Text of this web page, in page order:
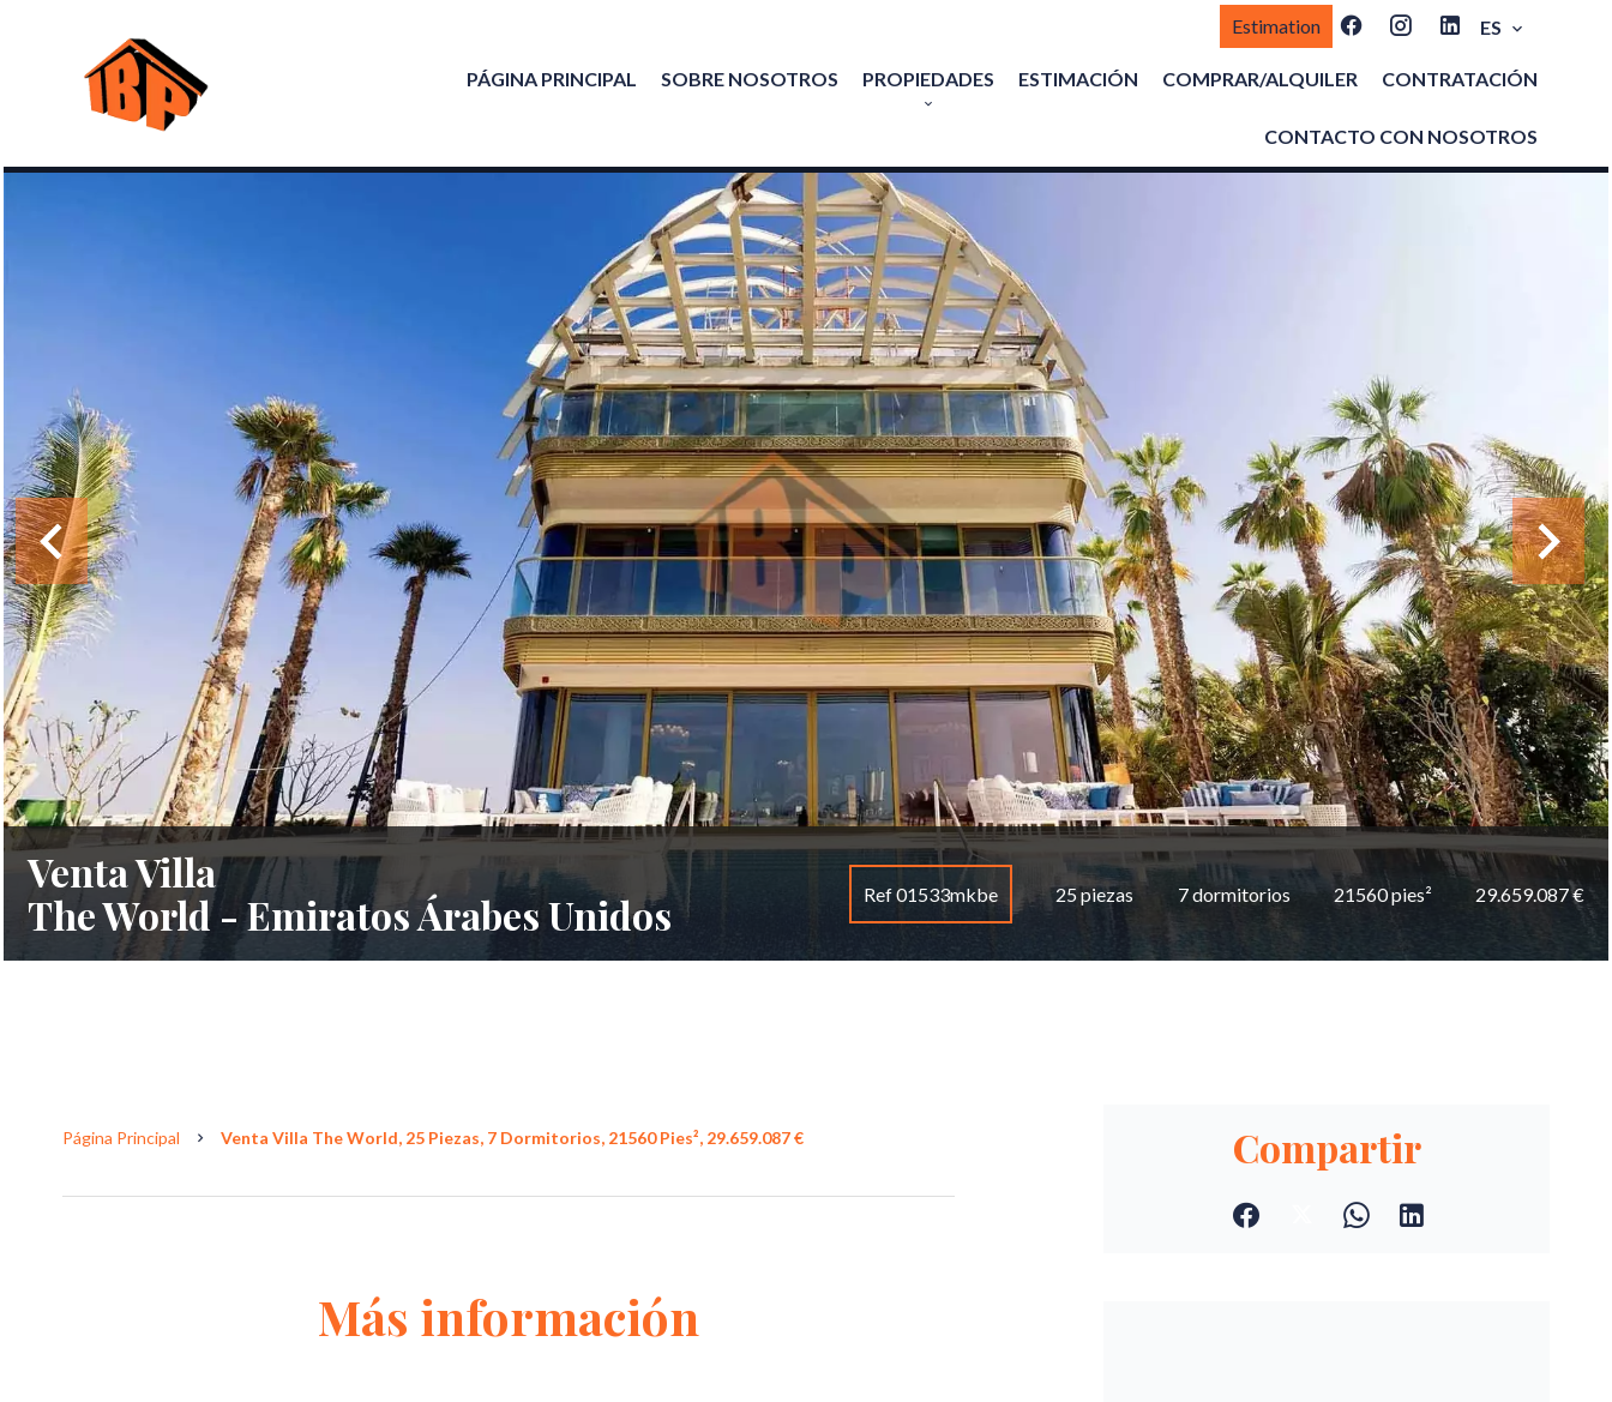
Estimation ES
PÁGINA PRINCIPAL SOBRE NOSOTROS PROPIEDADES ESTIMACIÓN COMPRAR/ALQUILER CONTRATACIÓN
CONTACTO CON NOSOTROS
Venta Villa
The World - Emiratos Árabes Unidos
Ref 01533mkbe 25 piezas 7 dormitorios 21560 pies² 29.659.087 €
Página Principal Venta Villa The World, 25 Piezas, 7 Dormitorios, 21560 Pies², 29.659.087 €
Más información
Compartir